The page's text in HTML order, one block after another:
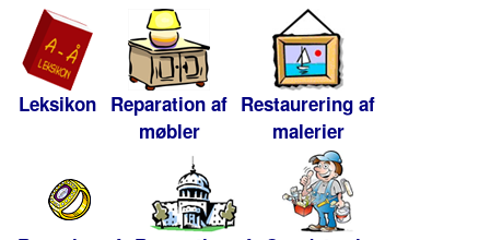
Leksikon Reparation af
møbler
Restaurering af
malerier